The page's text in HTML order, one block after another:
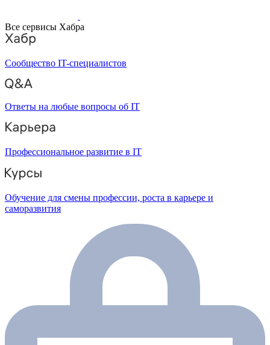
Все сервисы Хабра
Сообщество IT-специалистов
Ответы на любые вопросы об IT
Профессиональное развитие в IT
Обучение для смены профессии, роста в карьере и
саморазвития